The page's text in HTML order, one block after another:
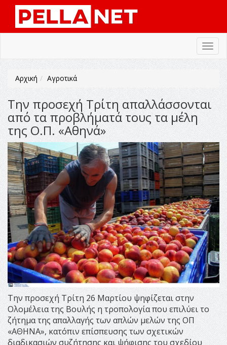
Αρχική Αγροτικά
Την προσεχή Τρίτη απαλλάσσονται
από τα προβλήματά τους τα μέλη
της Ο.Π. «Αθηνά»
Την προσεχή Τρίτη 26 Μαρτίου ψηφίζεται στην
Ολομέλεια της Βουλής η τροπολογία που επιλύει το
ζήτημα της απαλλαγής των απλών μελών της ΟΠ
«ΑΘΗΝΑ», κατόπιν επίσπευσης των σχετικών
διαδικασιών συζήτησης και ψήφισης του σχεδίου